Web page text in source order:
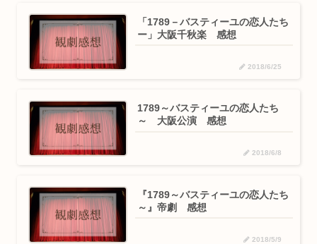
「1789－バスティーユの恋人たち
ー」大阪千秋楽 感想
2018/6/25
1789～バスティーユの恋人たち
～ 大阪公演 感想
2018/6/8
『1789～バスティーユの恋人たち
～』帝劇 感想
2018/5/9